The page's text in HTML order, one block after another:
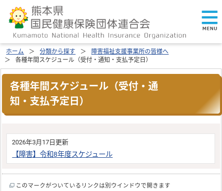
ホーム 分類から探す
障害福祉支援事業所の皆様へ
各種年間スケジュール（受付・通知・支払予定日）
各種年間スケジュール（受付・通
知・支払予定日）
2026年3月17日更新
【障害】令和8年度スケジュール
このマークがついているリンクは別ウインドウで開きます